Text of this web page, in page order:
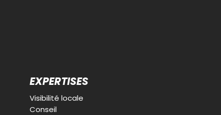
EXPERTISES
Visibilité locale
Conseil